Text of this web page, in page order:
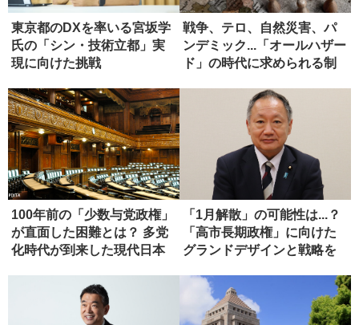
東京都のDXを率いる宮坂学
氏の「シン・技術立都」実
現に向けた挑戦
戦争、テロ、自然災害、パ
ンデミック...「オールハザー
ド」の時代に求められる制
100年前の「少数与党政権」
が直面した困難とは？ 多党
化時代が到来した現代日本
「1月解散」の可能性は...？
「高市長期政権」に向けた
グランドデザインと戦略を